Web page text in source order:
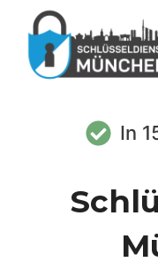
Inhalt
springen
In